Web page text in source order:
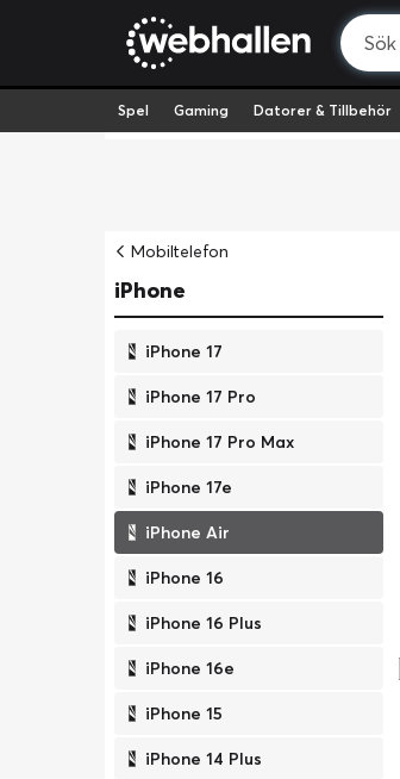
Spel Gaming Datorer & Tillbehör
Mobiltelefon
iPhone
iPhone 17
iPhone 17 Pro
iPhone 17 Pro Max
iPhone 17e
iPhone Air
iPhone 16
iPhone 16 Plus
iPhone 16e
iPhone 15
iPhone 14 Plus